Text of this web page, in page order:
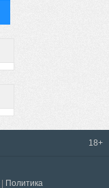
18+
| Политика